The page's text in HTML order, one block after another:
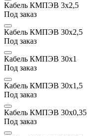
Кабель КМПЭВ 3х2,5
Под заказ
Кабель КМПЭВ 30х2,5
Под заказ
Кабель КМПЭВ 30х1
Под заказ
Кабель КМПЭВ 30х1,5
Под заказ
Кабель КМПЭВ 30x0,35
Под заказ